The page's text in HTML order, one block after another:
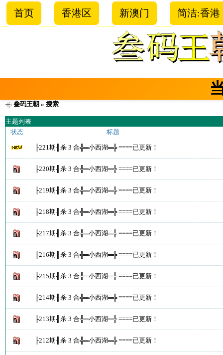
首页 香港区 新澳门 简洁:香港
叁码王朝 » 搜索
主题列表
状态
标题
╟221期╢杀 3 合╬═小西湖═╬ ====已更新！
╟220期╢杀 3 合╬═小西湖═╬ ====已更新！
╟219期╢杀 3 合╬═小西湖═╬ ====已更新！
╟218期╢杀 3 合╬═小西湖═╬ ====已更新！
╟217期╢杀 3 合╬═小西湖═╬ ====已更新！
╟216期╢杀 3 合╬═小西湖═╬ ====已更新！
╟215期╢杀 3 合╬═小西湖═╬ ====已更新！
╟214期╢杀 3 合╬═小西湖═╬ ====已更新！
╟213期╢杀 3 合╬═小西湖═╬ ====已更新！
╟212期╢杀 3 合╬═小西湖═╬ ====已更新！